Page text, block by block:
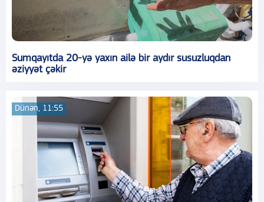
Sumqayıtda 20-yə yaxın ailə bir aydır susuzluqdan
əziyyət çəkir
Dünən, 11:55